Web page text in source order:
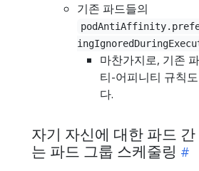
기존 파드들의
마찬가지로, 기존
티-어피니티 규칙
다.
자기 자신에 대한 파드
는 파드 그룹 스케줄링